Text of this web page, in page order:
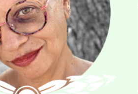
pour réduire les
traitées.